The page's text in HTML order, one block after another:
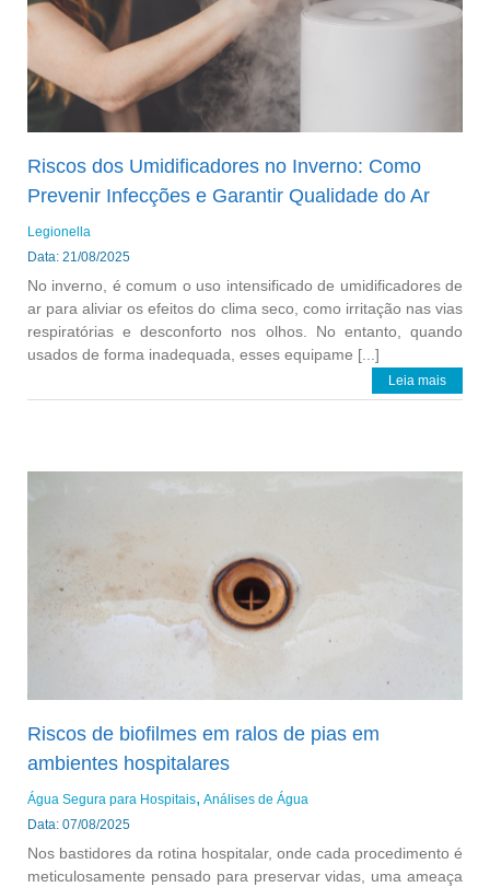
Riscos dos Umidificadores no Inverno: Como
Prevenir Infecções e Garantir Qualidade do Ar
Legionella
Data: 21/08/2025
No inverno, é comum o uso intensificado de umidificadores de
ar para aliviar os efeitos do clima seco, como irritação nas vias
respiratórias e desconforto nos olhos. No entanto, quando
usados de forma inadequada, esses equipame [...]
Leia mais
Riscos de biofilmes em ralos de pias em
ambientes hospitalares
Água Segura para Hospitais Análises de Água
Data: 07/08/2025
Nos bastidores da rotina hospitalar, onde cada procedimento é
meticulosamente pensado para preservar vidas, uma ameaça